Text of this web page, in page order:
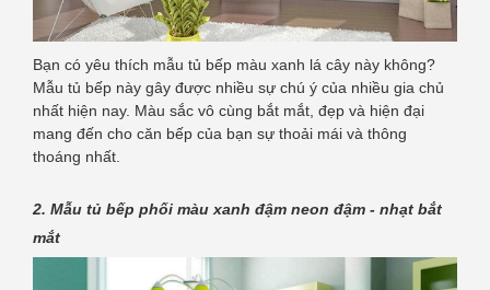
Bạn có yêu thích mẫu tủ bếp màu xanh lá cây này không?
Mẫu tủ bếp này gây được nhiều sự chú ý của nhiều gia chủ
nhất hiện nay. Màu sắc vô cùng bắt mắt, đẹp và hiện đại
mang đến cho căn bếp của bạn sự thoải mái và thông
thoáng nhất.
2. Mẫu tủ bếp phối màu xanh đậm neon đậm - nhạt bắt
mắt